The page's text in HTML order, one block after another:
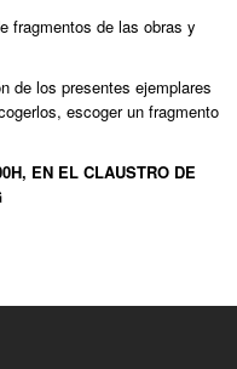
fragmentos de las obras y
de los presentes ejemplares
escoger un fragmento
EN EL CLAUSTRO DE